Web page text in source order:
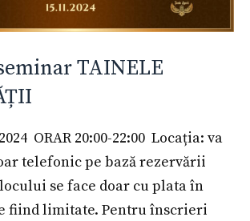
TAINELE
ORAR 20:00-22:00 Locația: va
telefonic pe bază rezervării
locului se face doar cu plata în
fiind limitate. Pentru înscrieri